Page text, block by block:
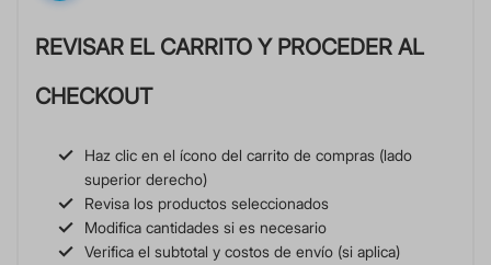
REVISAR EL CARRITO Y PROCEDER AL
CHECKOUT
Haz clic en el ícono del carrito de compras (lado
superior derecho)
Revisa los productos seleccionados
Modifica cantidades si es necesario
Verifica el subtotal y costos de envío (si aplica)